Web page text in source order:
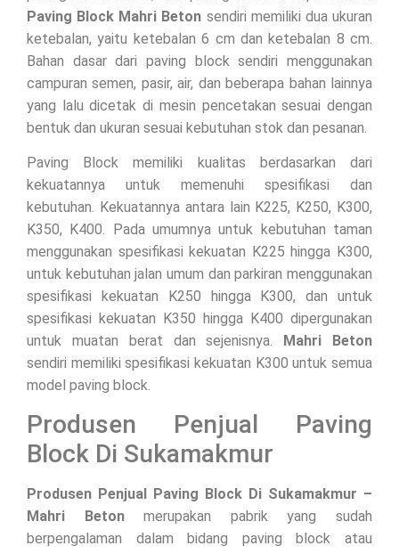
Paving Block Mahri Beton sendiri memiliki dua ukuran
ketebalan, yaitu ketebalan 6 cm dan ketebalan 8 cm.
Bahan dasar dari paving block sendiri menggunakan
campuran semen, pasir, air, dan beberapa bahan lainnya
yang lalu dicetak di mesin pencetakan sesuai dengan
bentuk dan ukuran sesuai kebutuhan stok dan pesanan.
Paving Block memiliki kualitas berdasarkan dari
kekuatannya untuk memenuhi spesifikasi dan
kebutuhan. Kekuatannya antara lain K225, K250, K300,
K350, K400. Pada umumnya untuk kebutuhan taman
menggunakan spesifikasi kekuatan K225 hingga K300,
untuk kebutuhan jalan umum dan parkiran menggunakan
spesifikasi kekuatan K250 hingga K300, dan untuk
spesifikasi kekuatan K350 hingga K400 dipergunakan
untuk muatan berat dan sejenisnya.
Mahri Beton
sendiri memiliki spesifikasi kekuatan K300 untuk semua
model paving block.
Produsen Penjual Paving
Block Di Sukamakmur
Produsen Penjual Paving Block Di Sukamakmur –
Mahri Betonmerupakan pabrik yang sudah
berpengalaman dalam bidang paving block atau